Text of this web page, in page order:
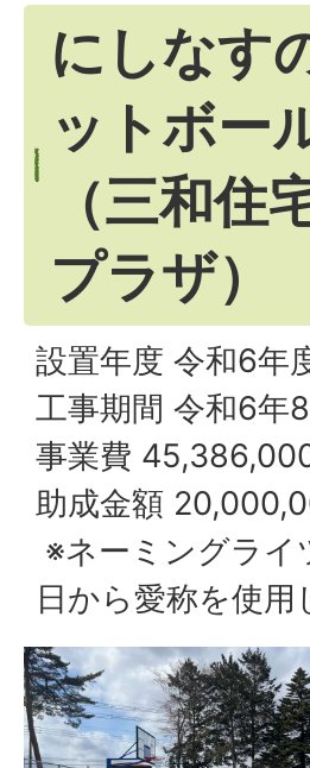
にしなす
ットボー
（三和
プラザ）
設置年度 令和6年
工事期間 令和6年
事業費
助成金額
※ネーミングライ
日から愛称を使用